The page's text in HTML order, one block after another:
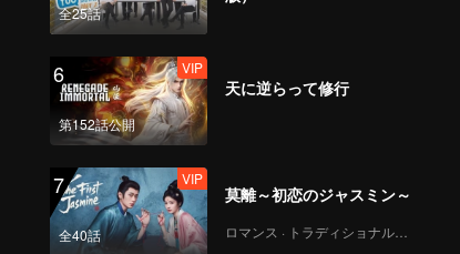
全25話
6
第152話公開
VIP
天に逆らって修行
7
全40話
VIP
莫離～初恋のジャスミン～
ロマンス · トラディショナル・コスチューム